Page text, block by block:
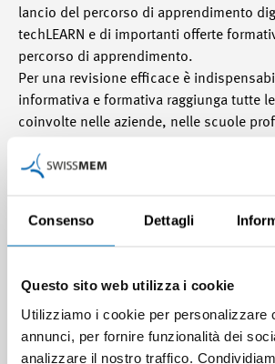
Consenso Dettagli
Questo sito web utilizza i cookie
Utilizziamo i cookie per personalizzare
annunci, per fornire funzionalità dei
analizzare il nostro traffico.
lancio del percorso di apprendimento
techLEARN e di importanti offerte
percorso di apprendimento.
Per una revisione efficace è
informativa e formativa raggiunga tutte
coinvolte nelle aziende, nelle scuole
nuovo sistema di formazione nelle
Qui si va all’aggiornamento
Qui si va direttamente all’offerta
didattico online «Nozioni di base